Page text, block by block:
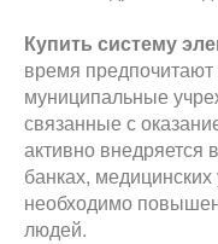
Купить систему
время предпочитают
муниципальные
связанные с
активно внедряется
банках,
необходимо
людей.